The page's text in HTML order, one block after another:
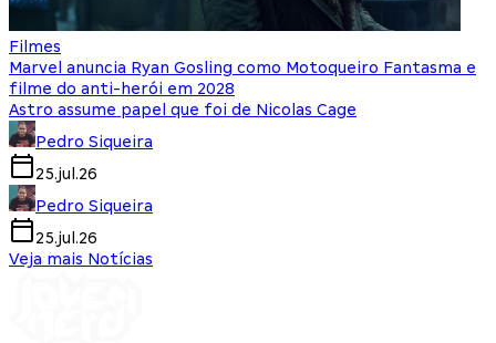
Filmes
Marvel anuncia Ryan Gosling como Motoqueiro Fantasma e
filme do anti-herói em 2028
Astro assume papel que foi de Nicolas Cage
Pedro Siqueira
25.jul.26
Pedro Siqueira
25.jul.26
Veja mais Notícias